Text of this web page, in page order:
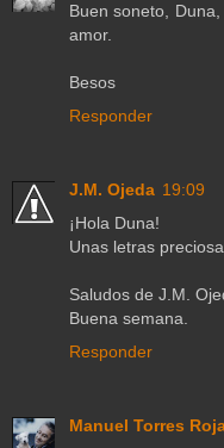
Buen soneto,
amor.
Besos
Responder
J.M. Ojeda 19:09
¡Hola Duna!
Unas letras
Saludos de J.M.
Buena semana.
Responder
Manuel Torres